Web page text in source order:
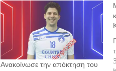
Ανακοίνωσε την απόκτηση του